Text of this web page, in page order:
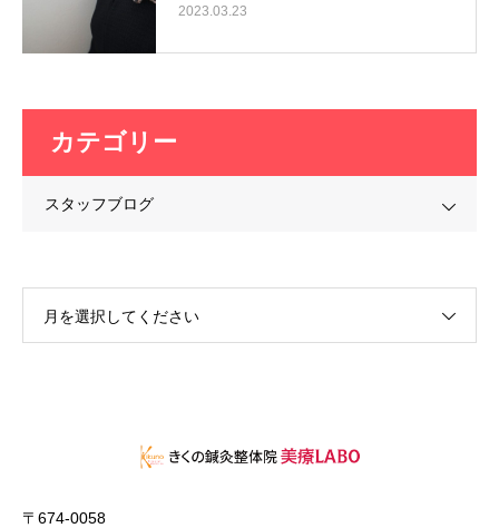
2023.03.23
カテゴリー
スタッフブログ
月を選択してください
〒674-0058